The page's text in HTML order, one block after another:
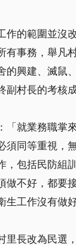
作的範圍並沒
有事務，舉凡
的興建、滅鼠
副村長的考核
「就業務職掌
須同等重視，
，包括民防組
做不好，都要
生工作沒有做
里長改為民選